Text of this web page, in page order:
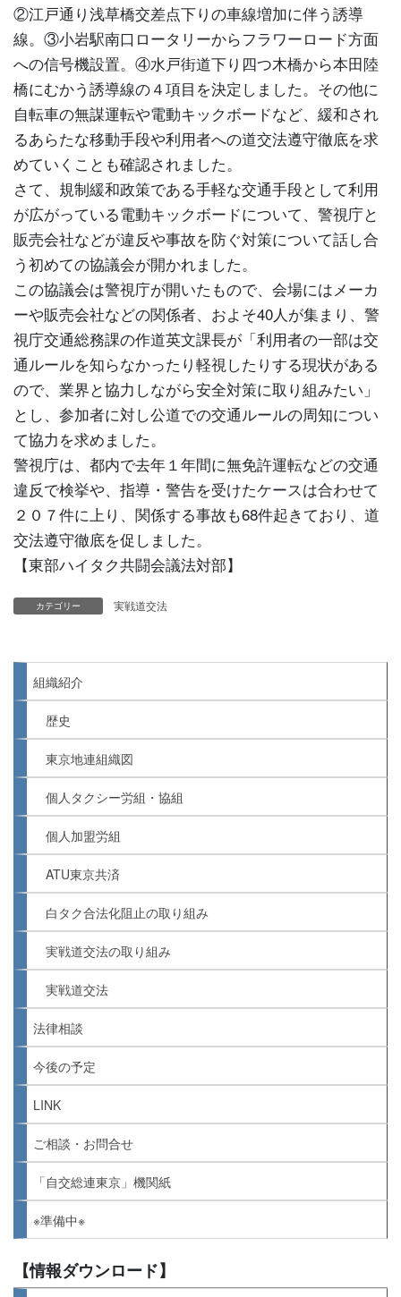
②江戸通り浅草橋交差点下りの車線増加に伴う誘導
線。③小岩駅南口ロータリーからフラワーロード方面
への信号機設置。④水戸街道下り四つ木橋から本田陸
橋にむかう誘導線の４項目を決定しました。その他に
自転車の無謀運転や電動キックボードなど、緩和され
るあらたな移動手段や利用者への道交法遵守徹底を求
めていくことも確認されました。
さて、規制緩和政策である手軽な交通手段として利用
が広がっている電動キックボードについて、警視庁と
販売会社などが違反や事故を防ぐ対策について話し合
う初めての協議会が開かれました。
この協議会は警視庁が開いたもので、会場にはメーカ
ーや販売会社などの関係者、およそ40人が集まり、警
視庁交通総務課の作道英文課長が「利用者の一部は交
通ルールを知らなかったり軽視したりする現状がある
ので、業界と協力しながら安全対策に取り組みたい」
とし、参加者に対し公道での交通ルールの周知につい
て協力を求めました。
警視庁は、都内で去年１年間に無免許運転などの交通
違反で検挙や、指導・警告を受けたケースは合わせて
２０７件に上り、関係する事故も68件起きており、道
交法遵守徹底を促しました。
【東部ハイタク共闘会議法対部】
カテゴリー 実戦道交法
組織紹介
歴史
東京地連組織図
個人タクシー労組・協組
個人加盟労組
ATU東京共済
白タク合法化阻止の取り組み
実戦道交法の取り組み
実戦道交法
法律相談
今後の予定
LINK
ご相談・お問合せ
「自交総連東京」機関紙
※準備中※
【情報ダウンロード】